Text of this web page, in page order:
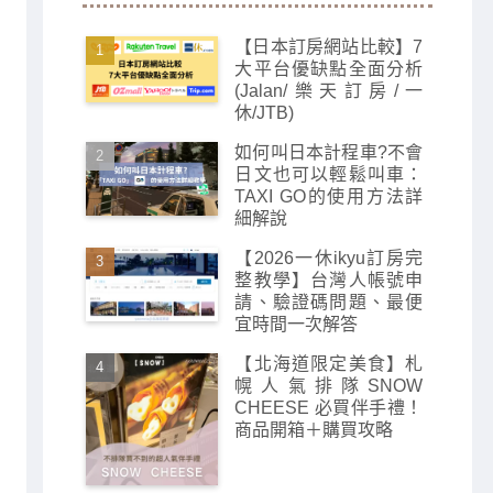
【日本訂房網站比較】7
大平台優缺點全面分析
(Jalan/樂天訂房/一
休/JTB)
如何叫日本計程車?不會
日文也可以輕鬆叫車：
TAXI GO的使用方法詳
細解說
【2026一休ikyu訂房完
整教學】台灣人帳號申
請、驗證碼問題、最便
宜時間一次解答
【北海道限定美食】札
幌人氣排隊SNOW
CHEESE 必買伴手禮！
商品開箱＋購買攻略